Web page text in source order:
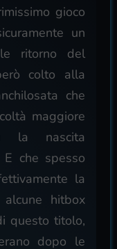
gioco
un
ritorno del
colto alla
che
maggiore
nascita
che spesso
la
hitbox
questo titolo,
dopo le